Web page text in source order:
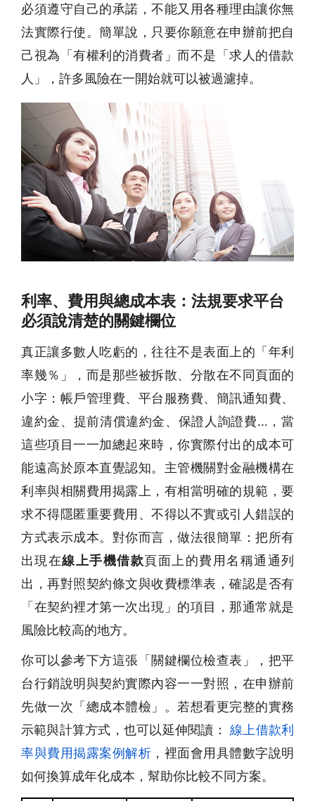
必須遵守自己的承諾，不能又用各種理由讓你無
法實際行使。簡單說，只要你願意在申辦前把自
己視為「有權利的消費者」而不是「求人的借款
人」，許多風險在一開始就可以被過濾掉。
利率、費用與總成本表：法規要求平台
必須說清楚的關鍵欄位
真正讓多數人吃虧的，往往不是表面上的「年利
率幾％」，而是那些被拆散、分散在不同頁面的
小字：帳戶管理費、平台服務費、簡訊通知費、
違約金、提前清償違約金、保證人詢證費…，當
這些項目一一加總起來時，你實際付出的成本可
能遠高於原本直覺認知。主管機關對金融機構在
利率與相關費用揭露上，有相當明確的規範，要
求不得隱匿重要費用、不得以不實或引人錯誤的
方式表示成本。對你而言，做法很簡單：把所有
出現在線上手機借款頁面上的費用名稱通通列
出，再對照契約條文與收費標準表，確認是否有
「在契約裡才第一次出現」的項目，那通常就是
風險比較高的地方。
你可以參考下方這張「關鍵欄位檢查表」，把平
台行銷說明與契約實際內容一一對照，在申辦前
先做一次「總成本體檢」。若想看更完整的實務
示範與計算方式，也可以延伸閱讀：
線上借款利
率與費用揭露案例解析 ，裡面會用具體數字說明
如何換算成年化成本，幫助你比較不同方案。